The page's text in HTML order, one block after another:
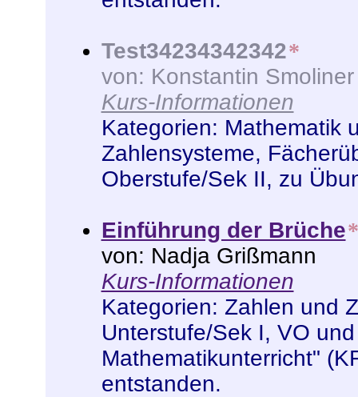
Test34234342342*
von: Konstantin Smoliner
Kurs-Informationen
Kategorien: Mathematik
Zahlensysteme,
Oberstufe/Sek II, zu
Einführung der Brüche*
von: Nadja Grißmann
Kurs-Informationen
Kategorien: Zahlen und
Unterstufe/Sek I, VO
Mathematikunterricht"
entstanden.